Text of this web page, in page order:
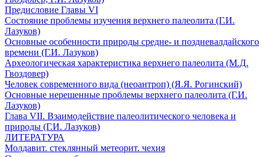
Предисловие Главы VI
Состояние проблемы изучения верхнего палеолита (Г.И.
Лазуков)
Основные особенности природы средне- и поздневалдайского
времени (Г.И. Лазуков)
Археологическая характеристика верхнего палеолита (М.Д.
Гвоздовер)
Человек современного вида (неоантроп) (Я.Я. Рогинский)
Основные нерешенные проблемы верхнего палеолита (Г.И.
Лазуков)
Глава VII. Взаимодействие палеолитического человека и
природы (Г.И. Лазуков)
ЛИТЕРАТУРА
Молдавит. стеклянный метеорит. чехия